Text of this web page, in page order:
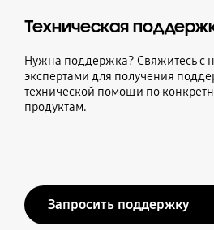
Техническая
Нужна поддержка? Свяжитесь с
экспертами для получения
технической помощи по
продуктам.
Запросить поддержку